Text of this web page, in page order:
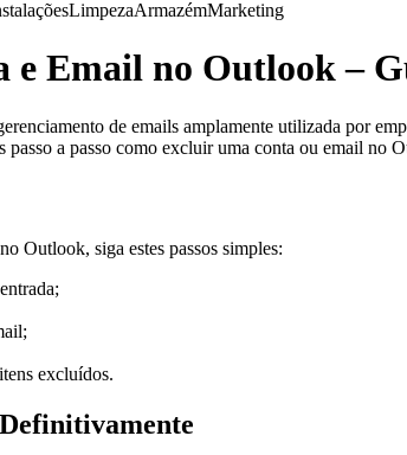
LimpezaArmazémMarketing
e Email no Outlook –
de emails amplamente utilizada por
a passo como excluir uma conta ou email no
Outlook, siga estes passos simples:
excluídos.